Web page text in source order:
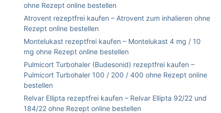
ohne Rezept online bestellen
Atrovent rezeptfrei kaufen – Atrovent zum inhalieren ohne
Rezept online bestellen
Montelukast rezeptfrei kaufen – Montelukast 4 mg / 10
mg ohne Rezept online bestellen
Pulmicort Turbohaler (Budesonid) rezeptfrei kaufen –
Pulmicort Turbohaler 100 / 200 / 400 ohne Rezept online
bestellen
Relvar Ellipta rezeptfrei kaufen – Relvar Ellipta 92/22 und
184/22 ohne Rezept online bestellen